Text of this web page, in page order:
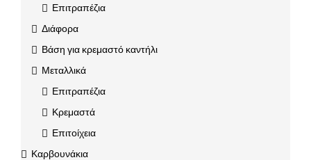
Επιτραπέζια
Διάφορα
Βάση για κρεμαστό καντήλι
Μεταλλικά
Επιτραπέζια
Κρεμαστά
Επιτοίχεια
Καρβουνάκια